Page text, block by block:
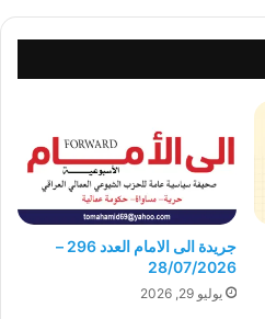
جريدة الى الامام العدد 296 –
28/07/2026
يوليو 29, 2026